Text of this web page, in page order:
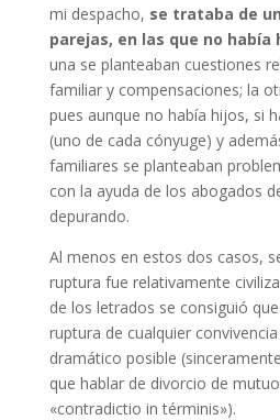
mi despacho, se trataba de
parejas, en las que no había
una se planteaban cuestiones
familiar y compensaciones; la
pues aunque no había hijos, si
(uno de cada cónyuge) y
familiares se planteaban
con la ayuda de los abogados
depurando.
Al menos en estos dos casos,
ruptura fue relativamente
de los letrados se consiguió
ruptura de cualquier
dramático posible
que hablar de divorcio de
«contradictio in términis»).